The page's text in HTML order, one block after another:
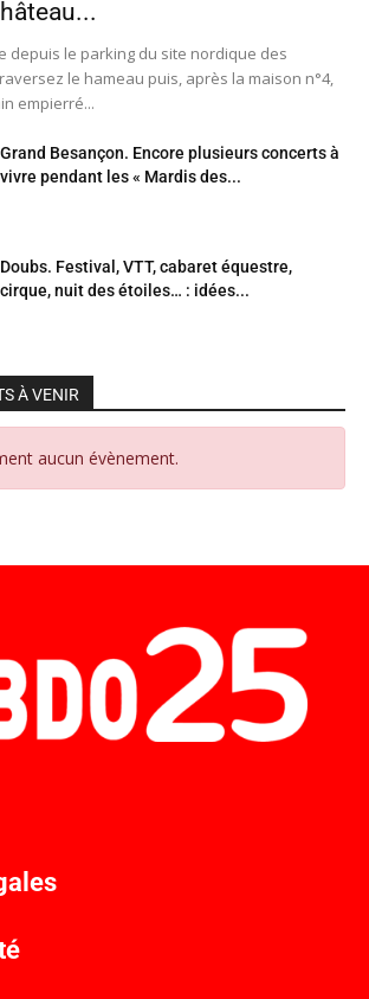
depuis le parking du site nordique des
le hameau puis, après la maison n°4,
empierré...
Grand Besançon. Encore plusieurs concerts à
vivre pendant les « Mardis des...
Doubs. Festival, VTT, cabaret équestre,
cirque, nuit des étoiles… : idées...
À VENIR
aucun évènement.